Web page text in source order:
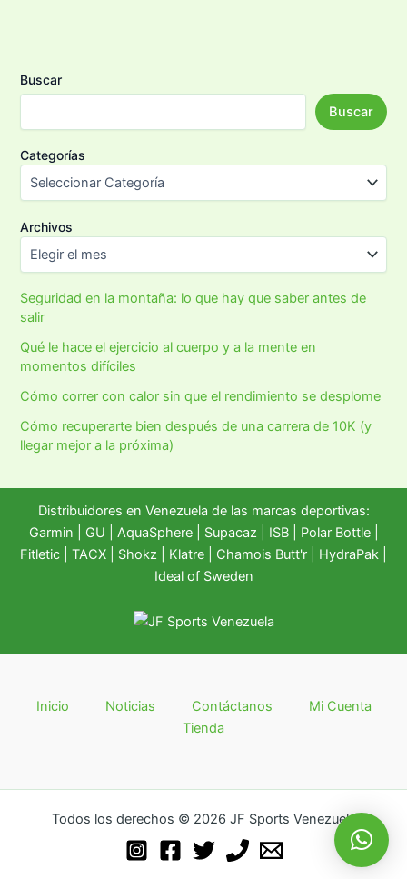
Buscar
Buscar
Categorías
Archivos
Seguridad en la montaña: lo que hay que saber antes de
salir
Qué le hace el ejercicio al cuerpo y a la mente en
momentos difíciles
Cómo correr con calor sin que el rendimiento se desplome
Cómo recuperarte bien después de una carrera de 10K (y
llegar mejor a la próxima)
Distribuidores en Venezuela de las marcas deportivas:
Garmin
GU AquaSphere| Supacaz | ISB | Polar Bottle|
Fitletic
TACX Shokz Klatre Chamois Butt'r HydraPak
Ideal of Sweden
Inicio Noticias Contáctanos
Mi Cuenta
Tienda
Todos los derechos © 2026 JF Sports Venezuela